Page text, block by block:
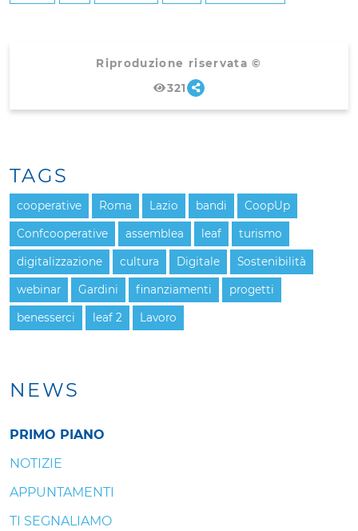
Riproduzione riservata ©
321
NEWS
PRIMO PIANO
NOTIZIE
APPUNTAMENTI
TI SEGNALIAMO
TAGS
cooperative Roma Lazio bandi CoopUp
Confcooperative assemblea leaf turismo
digitalizzazione cultura Digitale Sostenibilità
webinar Gardini finanziamenti progetti
benesserci leaf 2 Lavoro